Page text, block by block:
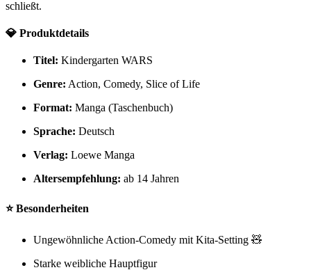
schließt.
💎 Produktdetails
Titel: Kindergarten WARS
Genre: Action, Comedy, Slice of Life
Format: Manga (Taschenbuch)
Sprache: Deutsch
Verlag: Loewe Manga
Altersempfehlung: ab 14 Jahren
⭐ Besonderheiten
Ungewöhnliche Action-Comedy mit Kita-Setting 🧸
Starke weibliche Hauptfigur